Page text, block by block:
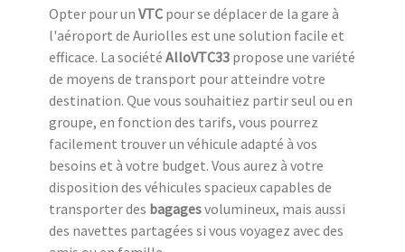
Opter pour un VTC pour se déplacer de la gare à
l'aéroport de Auriolles est une solution facile et
efficace. La société AlloVTC33 propose une variété
de moyens de transport pour atteindre votre
destination. Que vous souhaitiez partir seul ou en
groupe, en fonction des tarifs, vous pourrez
facilement trouver un véhicule adapté à vos
besoins et à votre budget. Vous aurez à votre
disposition des véhicules spacieux capables de
transporter des bagagesvolumineux, mais aussi
des navettes partagées si vous voyagez avec des